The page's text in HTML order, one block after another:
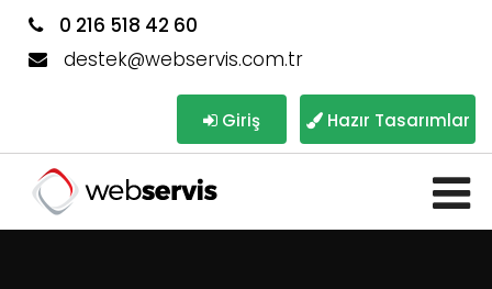
0 216 518 42 60
destek@webservis.com.tr
Hazır Tasarımlar
Giriş